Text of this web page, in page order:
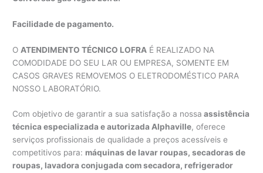
Facilidade de pagamento.
O ATENDIMENTO TÉCNICO LOFRA É REALIZADO NA
COMODIDADE DO SEU LAR OU EMPRESA, SOMENTE EM
CASOS GRAVES REMOVEMOS O ELETRODOMÉSTICO PARA
NOSSO LABORATÓRIO.
Com objetivo de garantir a sua satisfação a nossa assistência
técnica especializada e autorizada Alphaville, oferece
serviços profissionais de qualidade a preços acessíveis e
competitivos para: máquinas de lavar roupas, secadoras de
roupas, lavadora conjugada com secadora, refrigerador